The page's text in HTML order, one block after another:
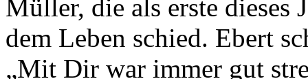
Müller, die als erste dieses
dem Leben schied. Ebert
„Mit Dir war immer gut